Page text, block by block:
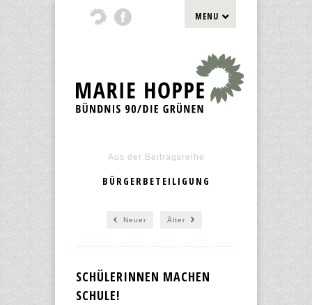
MENU
Aus der Beitragsreihe
BÜRGERBETEILIGUNG
Neuer Älter
SCHÜLERINNEN MACHEN
SCHULE!